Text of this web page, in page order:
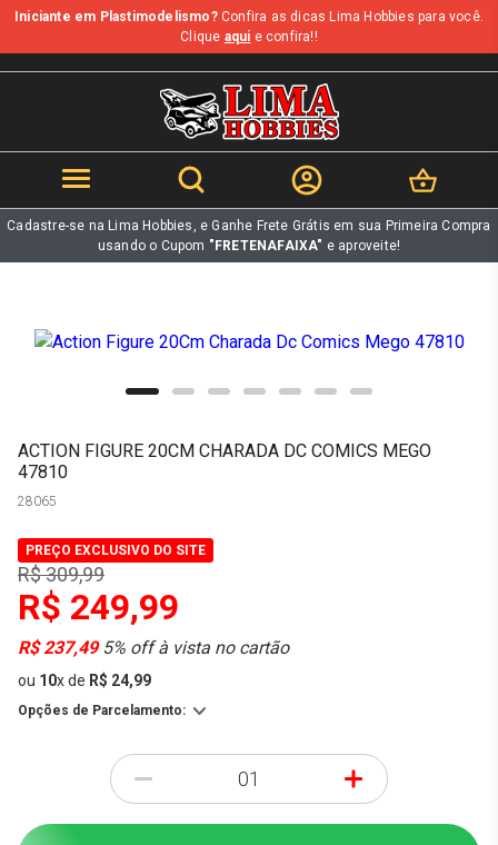
b
Iniciante em Plastimodelismo?Confira as dicas Lima Hobbies para você.
Clique aqui e confira!!
Cadastre-se na Lima Hobbies, e Ganhe Frete Grátis em sua Primeira Compra
usando o Cupom "FRETENAFAIXA" e aproveite!
ACTION FIGURE 20CM CHARADA DC COMICS MEGO
47810
28065
PREÇO EXCLUSIVO DO SITE
R$ 309,99
R$ 249,99
R$ 237,495% off à vista no cartão
ou 10xde R$ 24,99
Opções de Parcelamento:
- +